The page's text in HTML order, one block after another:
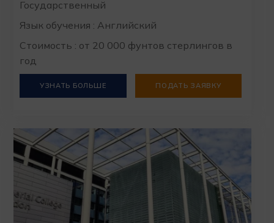
Государственный
Язык обучения : Английский
Стоимость : от 20 000 фунтов стерлингов в
год
УЗНАТЬ БОЛЬШЕ ПОДАТЬ ЗАЯВКУ